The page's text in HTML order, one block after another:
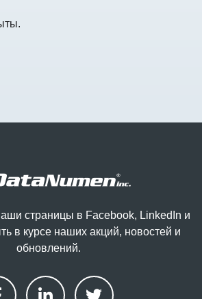
страницы в Facebook, LinkedIn и
в курсе наших акций, новостей и
обновлений.